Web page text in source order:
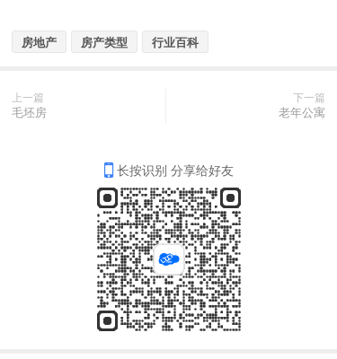
房地产 房产类型 行业百科
上一篇
毛坯房
下一篇
老年公寓
长按识别 分享给好友